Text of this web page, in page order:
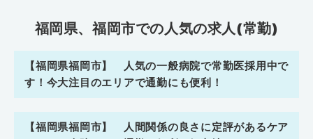
福岡県、福岡市での人気の求人(常勤)
【福岡県福岡市】 人気の一般病院で常勤医採用中で
す！今大注目のエリアで通勤にも便利！
【福岡県福岡市】 人間関係の良さに定評があるケア